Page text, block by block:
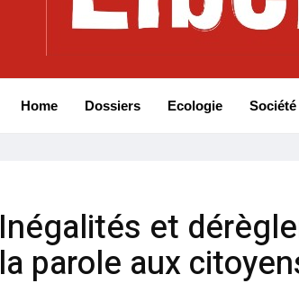
Home Dossiers Ecologie Société
Inégalités et
la parole aux